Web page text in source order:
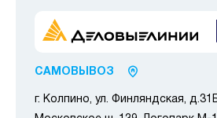
САМОВЫВОЗ
г. Колпино, ул. Финляндская,